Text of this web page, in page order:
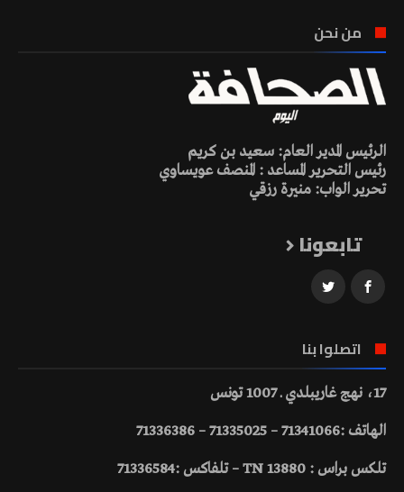
من نحن
الرئيس المدير العام: سعيد بن كريم
رئيس التحرير المساعد : المنصف عويساوي
تحرير الواب: منيرة رزقي
تابعونا
اتصلوا بنا
17، نهج غاريبلدي ـ 1007 تونس
الهاتف :71341066 – 71335025 – 71336386
تلكس براس : 13880 TN – تلفاكس :71336584